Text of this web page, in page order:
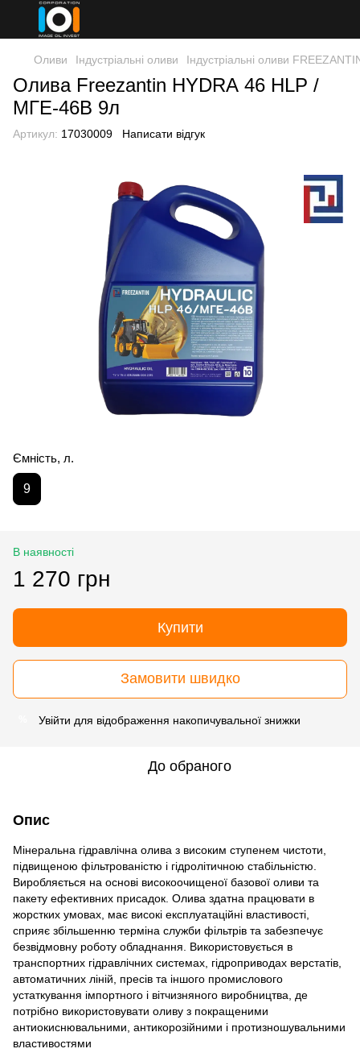
Оливи Індустріальні оливи Індустріальні оливи
Олива Freezantin HYDRА 46 НLP /
МГЕ-46В 9л
Артикул: 17030009 Написати відгук
Ємність, л.
9
В наявності
1 270 грн
Купити
Замовити швидко
Увійти для відображення накопичувальної знижки
До обраного
Опис
Мінеральна гідравлічна олива з високим ступенем чистоти,
підвищеною фільтрованістю і гідролітичною стабільністю.
Виробляється на основі високоочищеної базової оливи та
пакету ефективних присадок. Олива здатна працювати в
жорстких умовах, має високі експлуатаційні властивості,
сприяє збільшенню терміна служби фільтрів та забезпечує
безвідмовну роботу обладнання. Використовується в
транспортних гідравлічних системах, гідроприводах верстатів,
автоматичних ліній, пресів та іншого промислового
устаткування імпортного і вітчизняного виробництва, де
потрібно використовувати оливу з покращеними
антиокиснювальними, антикорозійними і протизношувальними
властивостями